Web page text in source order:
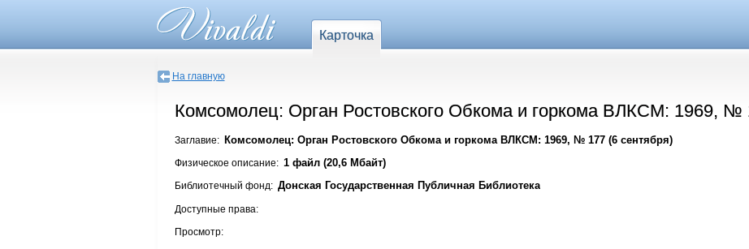
Карточка
На главную
Комсомолец: Орган Ростовского Обкома и горкома ВЛКСМ: 1969, №
Заглавие: Комсомолец: Орган Ростовского Обкома и горкома ВЛКСМ: 1969, № 177 (6 сентября)
Физическое описание: 1 файл (20,6 Мбайт)
Библиотечный фонд: Донская Государственная Публичная Библиотека
Доступные права:
Просмотр: